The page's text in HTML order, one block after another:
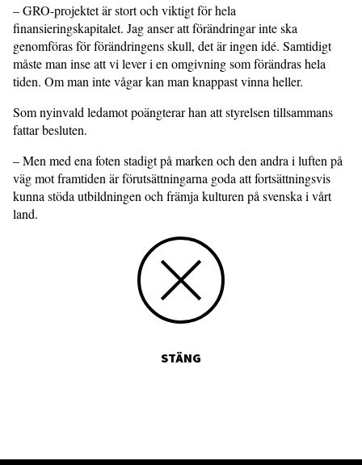
– GRO-projektet är stort och viktigt för hela
finansieringskapitalet. Jag anser att förändringar inte ska
genomföras för förändringens skull, det är ingen idé. Samtidigt
måste man inse att vi lever i en omgivning som förändras hela
tiden. Om man inte vågar kan man knappast vinna heller.
Som nyinvald ledamot poängterar han att styrelsen tillsammans
fattar besluten.
– Men med ena foten stadigt på marken och den andra i luften på
väg mot framtiden är förutsättningarna goda att fortsättningsvis
kunna stöda utbildningen och främja kulturen på svenska i vårt
land.
STÄNG